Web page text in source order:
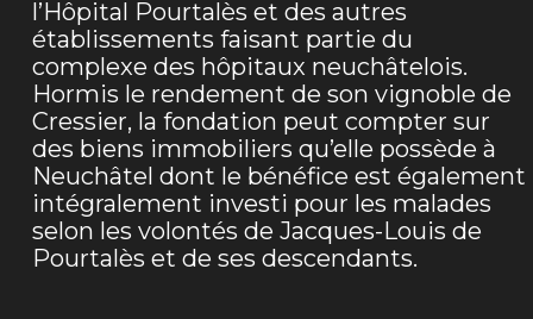
l’Hôpital Pourtalès et des autres
établissements faisant partie du
complexe des hôpitaux neuchâtelois.
Hormis le rendement de son vignoble de
Cressier, la fondation peut compter sur
des biens immobiliers qu’elle possède à
Neuchâtel dont le bénéfice est également
intégralement investi pour les malades
selon les volontés de Jacques-Louis de
Pourtalès et de ses descendants.